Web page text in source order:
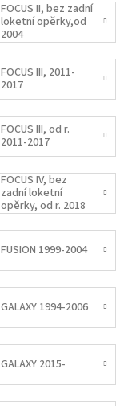
FOCUS II, bez zadní
loketní opěrky,od
2004
FOCUS III, 2011-
2017
FOCUS III, od r.
2011-2017
FOCUS IV, bez
zadní loketní
opěrky, od r. 2018
FUSION 1999-2004
GALAXY 1994-2006
GALAXY 2015-